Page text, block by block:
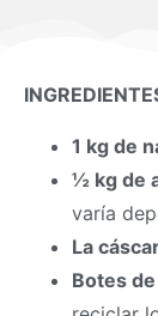
1 kg de
½ kg de
varía
La
Botes